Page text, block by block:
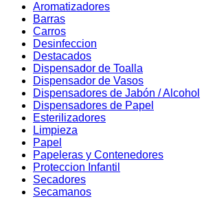
Aromatizadores
Barras
Carros
Desinfeccion
Destacados
Dispensador de Toalla
Dispensador de Vasos
Dispensadores de Jabón / Alcohol
Dispensadores de Papel
Esterilizadores
Limpieza
Papel
Papeleras y Contenedores
Proteccion Infantil
Secadores
Secamanos